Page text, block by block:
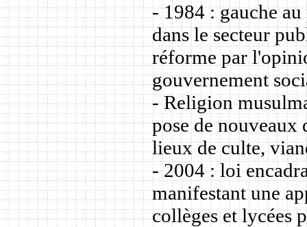
- 1984 : gauche
dans le secteur
réforme par
gouvernement
- Religion
pose de
lieux de culte,
- 2004 : loi
manifestant une
collèges et lycées